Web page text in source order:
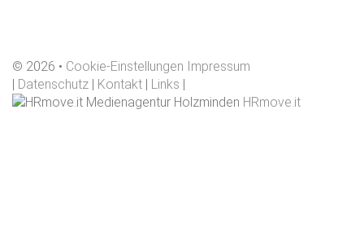
© 2026 Cookie-Einstellungen Impressum
| Datenschutz | Kontakt | Links |
HRmove.it